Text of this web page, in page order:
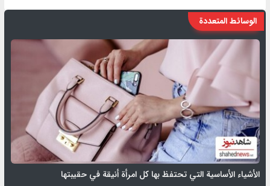
الوسائط المتعددة
الأشياء الأساسية التي تحتفظ بها كل امرأة أنيقة في حقيبتها